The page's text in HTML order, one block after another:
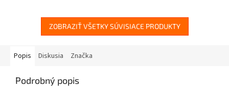
ZOBRAZIŤ VŠETKY SÚVISIACE PRODUKTY
Popis Diskusia Značka
Podrobný popis